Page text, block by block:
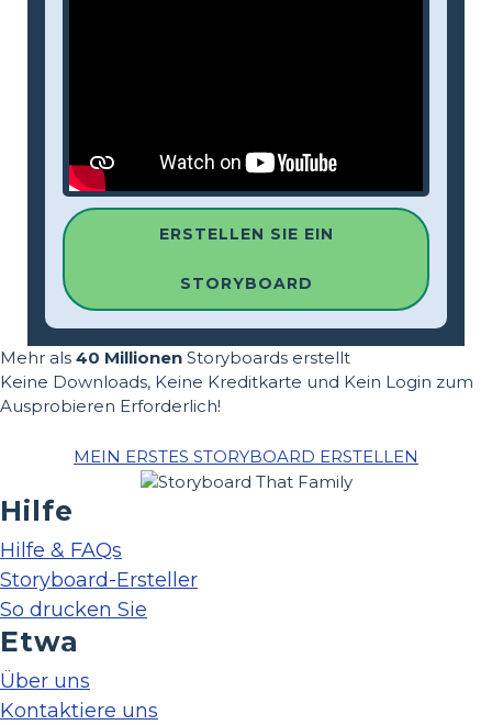
ERSTELLEN SIE EIN
STORYBOARD
Mehr als 40 Millionen Storyboards erstellt
Keine Downloads, Keine Kreditkarte und Kein Login zum
Ausprobieren Erforderlich!
MEIN ERSTES STORYBOARD ERSTELLEN
Hilfe
Hilfe & FAQs
Storyboard-Ersteller
So drucken Sie
Etwa
Über uns
Kontaktiere uns